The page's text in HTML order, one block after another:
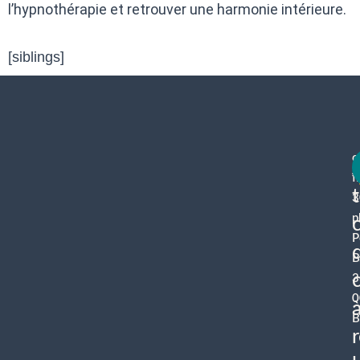
l’hypnothérapie et retrouver une harmonie intérieure.
[siblings]